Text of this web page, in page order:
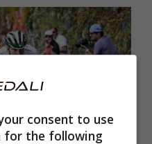
consent to use
for the following